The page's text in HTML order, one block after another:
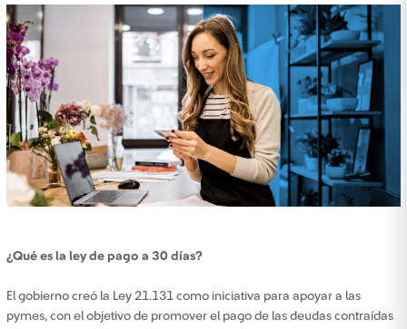
¿Qué es la ley de pago a 30 días?
El gobierno creó la Ley 21.131 como iniciativa para apoyar a las
pymes, con el objetivo de promover el pago de las deudas contraídas